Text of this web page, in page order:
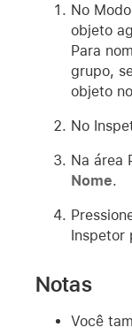
No
objeto
Para
grupo,
objeto
No
Na área
Nome.
Inspetor
Notas
Você